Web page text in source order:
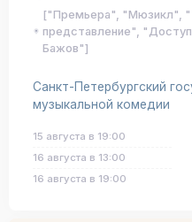
["Премьера", "Мюзикл",
представление",
Бажов"]
Санкт-Петербургский
музыкальной комедии
15 августа в 19:00
16 августа в 13:00
16 августа в 19:00